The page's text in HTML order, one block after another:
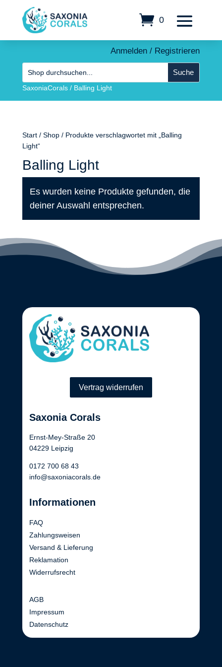
0
Anmelden / Registrieren
SaxoniaCorals/ Balling Light
Start/ Shop/ Produkte verschlagwortet mit „Balling
Light“
Balling Light
Es wurden keine Produkte gefunden, die
deiner Auswahl entsprechen.
Vertrag widerrufen
Saxonia Corals
Ernst-Mey-Straße 20
04229 Leipzig
0172 700 68 43
info@saxoniacorals.de
Informationen
FAQ
Zahlungsweisen
Versand & Lieferung
Reklamation
Widerrufsrecht
AGB
Impressum
Datenschutz